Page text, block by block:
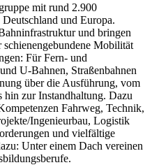
mit rund 2.900
und Europa.
und bringen
Mobilität
Für Fern- und
U-Bahnen, Straßenbahnen
über die Ausführung, vom
hin zur Instandhaltung. Dazu
Fahrweg, Technik,
​Ingenieurbau, Logistik
und vielfältige
Unter einem Dach vereinen